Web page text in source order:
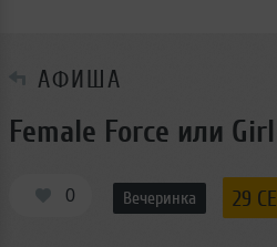
АФИША
Female Force или
0 Вечеринка 29